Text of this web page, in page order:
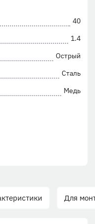
40
1.4
Острый
Сталь
Медь
Для